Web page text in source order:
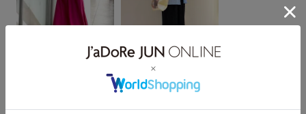
NACHI
155cm SIZE:F